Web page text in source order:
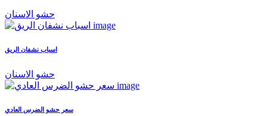
حشو الاسنان
اسباب نشفان الريق
حشو الاسنان
سعر حشو الضرس العادي